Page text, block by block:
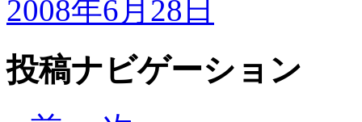
2008年6月28日
投稿ナビゲーション